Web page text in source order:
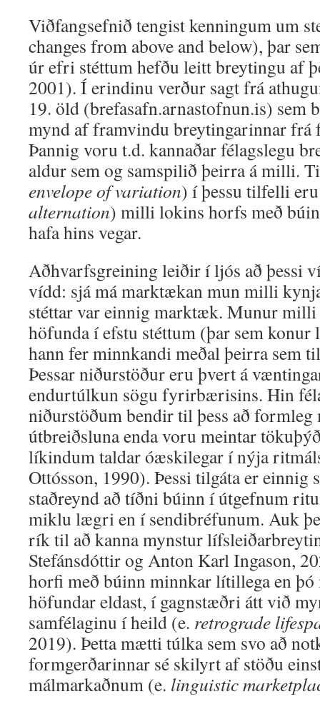
Viðfangsefnið tengist kenningum um
changes from above and below), þar
úr efri stéttum hefðu leitt breytingu af
2001). Í erindinu verður sagt frá
19. öld (brefasafn.arnastofnun.is) sem
mynd af framvindu breytingarinnar frá
Þannig voru t.d. kannaðar félagslegu
aldur sem og samspilið þeirra á milli.
envelope of variation) í þessu tilfelli
alternation) milli lokins horfs með
hafa hins vegar.
Aðhvarfsgreining leiðir í ljós að þessi
vídd: sjá má marktækan mun milli
stéttar var einnig marktæk. Munur milli
höfunda í efstu stéttum (þar sem konur
hann fer minnkandi meðal þeirra sem
Þessar niðurstöður eru þvert á
endurtúlkun sögu fyrirbærisins. Hin
niðurstöðum bendir til þess að formleg
útbreiðsluna enda voru meintar
líkindum taldar óæskilegar í nýja
Ottósson, 1990). Þessi tilgáta er einnig
staðreynd að tíðni búinn í útgefnum
miklu lægri en í sendibréfunum. Auk
rík til að kanna mynstur
Stefánsdóttir og Anton Karl Ingason,
horfi með búinn minnkar lítillega en
höfundar eldast, í gagnstæðri átt við
samfélaginu í heild (e. retrograde
2019). Þetta mætti túlka sem svo að
formgerðarinnar sé skilyrt af stöðu
málmarkaðnum (e. linguistic